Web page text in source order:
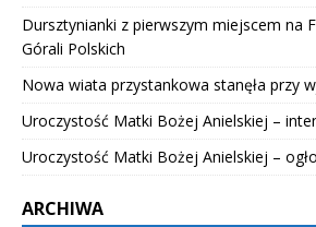
Dursztynianki z pierwszym miejscem na
Górali Polskich
Nowa wiata przystankowa stanęła przy
Uroczystość Matki Bożej Anielskiej –
Uroczystość Matki Bożej Anielskiej –
ARCHIWA